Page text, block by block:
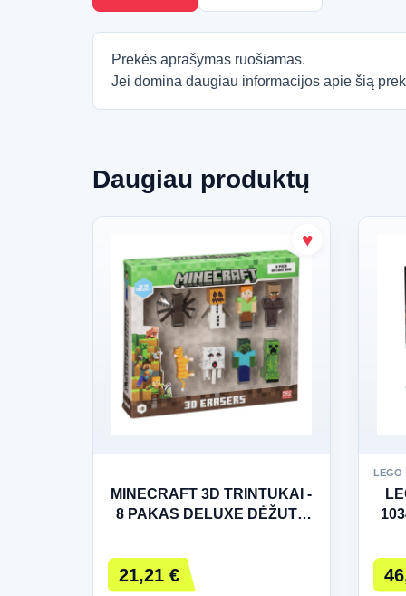
Prekės aprašymas ruošiamas.
Jei domina daugiau informacijos apie šią
Daugiau produktų
MINECRAFT 3D TRINTUKAI -
8 PAKAS DELUXE DĖŽUTĖ
21,21 €
LEGO